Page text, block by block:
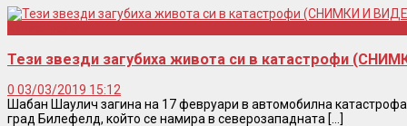
Тези звезди загубиха живота си в катастрофи
0 03/03/2019 15:12
Шабан Шаулич загина на 17 февруари в автомобилна
град Билефелд, който се намира в северозападната [...]